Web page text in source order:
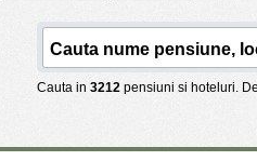
Cauta in 3212 pensiuni si hoteluri.